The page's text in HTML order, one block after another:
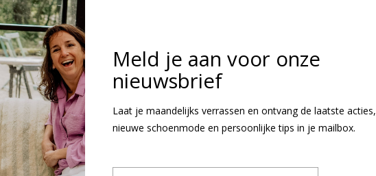
Meld je aan voor onze
nieuwsbrief
Laat je maandelijks verrassen en ontvang de laatste acties,
nieuwe schoenmode en persoonlijke tips in je mailbox.